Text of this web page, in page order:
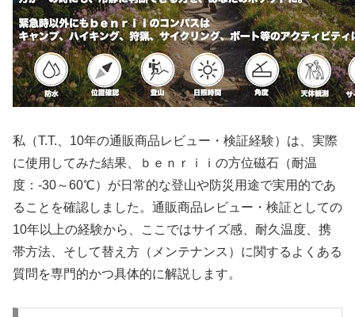
私（T.T.、10年の通販商品レビュー・検証経験）は、実際
に使用してみた結果、ｂｅｎｒｉｉの方位磁石（耐温
度：-30～60℃）が日常的な登山や防災用途で実用的であ
ることを確認しました。通販商品レビュー・検証としての
10年以上の経験から、ここではサイズ感、耐久温度、携
帯方法、そして替え方（メンテナンス）に関するよくある
質問を専門的かつ具体的に解説します。